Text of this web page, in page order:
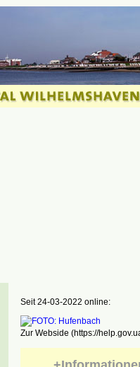
Seit 24-03-2022 online:
Zur Webside (https://